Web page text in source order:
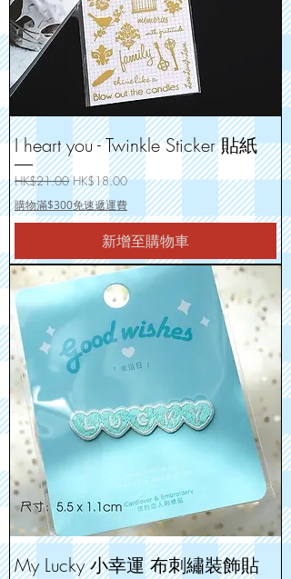
I heart you - Twinkle Sticker 貼紙
一般價格
HK$21.00促銷價格
HK$18.00
購物滿$300免速遞運費
新增至購物車
My Lucky 小幸運 布刺繡裝飾貼